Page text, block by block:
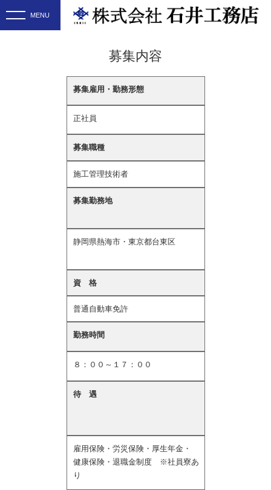
募集内容
募集雇用・勤務形態
正社員
募集職種
施工管理技術者
募集勤務地
静岡県熱海市・東京都台東区
資 格
普通自動車免許
勤務時間
８：００～１７：００
待 遇
雇用保険・労災保険・厚生年金・
健康保険・退職金制度 ※社員寮あ
り